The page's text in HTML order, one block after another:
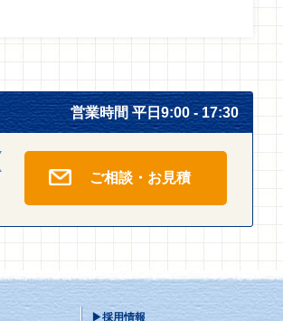
営業時間 平日9:00 - 17:30
ご相談・お見積
▶採用情報